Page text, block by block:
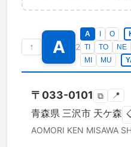
↑ A 2
A O
TI
TO NE
MI
MU
〒 033-0101 ⧉ 📍
青森県 三沢市 天ケ森
AOMORI KEN MISAWA